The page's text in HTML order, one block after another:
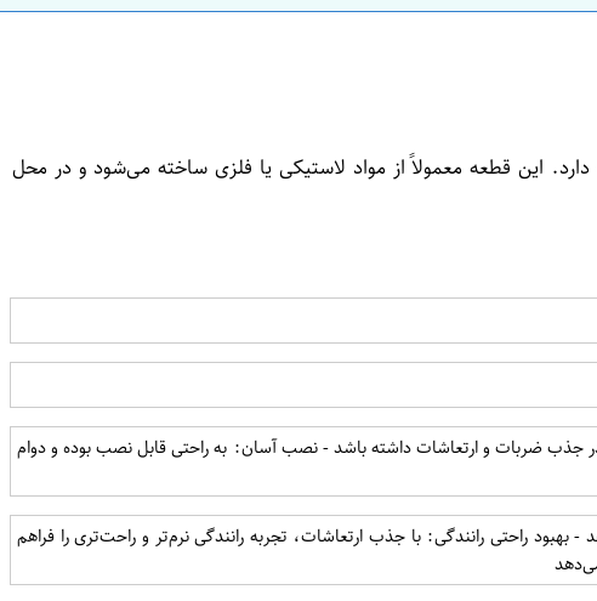
این قطعه معمولاً از مواد لاستیکی یا فلزی ساخته می‌شود و در محل
جذب ضربات و ارتعاشات داشته باشد - نصب آسان: به راحتی قابل نصب بوده و دوام
راحتی رانندگی: با جذب ارتعاشات، تجربه رانندگی نرم‌تر و راحت‌تری را فراهم